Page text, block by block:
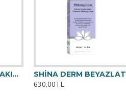
SHİNADERM CİLT BAKIM VE ÇATLAK KREMİ 100ml
630,00TL
1.225,00TL